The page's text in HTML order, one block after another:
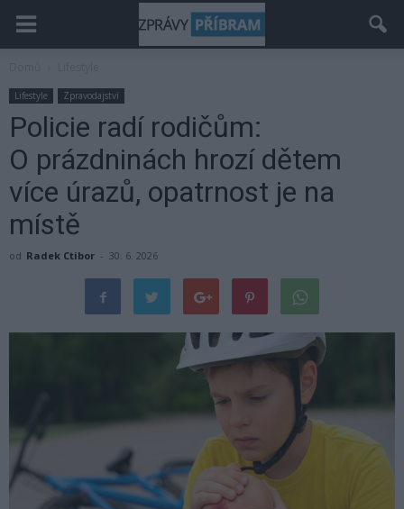
Lifestyle Zpravodajství
Policie radí rodičům:
O prázdninách hrozí dětem
více úrazů, opatrnost je na
místě
od Radek Ctibor - 30. 6. 2026